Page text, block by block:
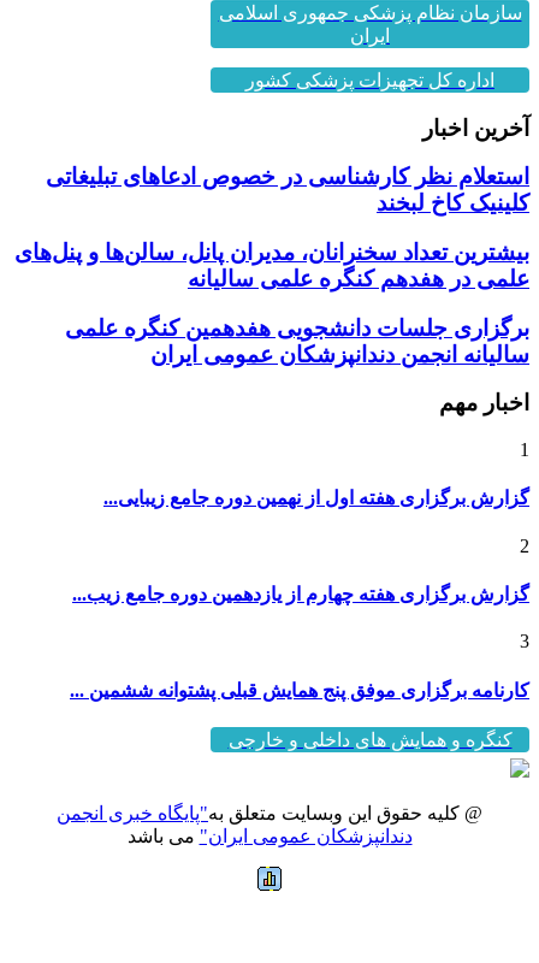
سازمان نظام پزشکی جمهوری اسلامی
ایران
اداره کل تجهیزات پزشکی کشور
آخرین اخبار
استعلام نظر کارشناسی در خصوص ادعاهای تبلیغاتی
کلینیک کاخ لبخند
بیشترین تعداد سخنرانان، مدیران پانل، سالن‌ها و پنل‌های
علمی در هفدهم کنگره علمی سالیانه
برگزاری جلسات دانشجویی هفدهمین کنگره علمی
سالیانه انجمن دندانپزشکان عمومی ایران
اخبار مهم
1
گزارش برگزاری هفته اول از نهمین دوره جامع زیبایی...
2
گزارش برگزاری هفته چهارم از یازدهمین دوره جامع زیب...
3
کارنامه برگزاری موفق پنج همایش قبلی پشتوانه ششمین ...
کنگره و همایش های داخلی و خارجی
@ کلیه حقوق این وبسایت متعلق به"پایگاه خبری انجمن
دندانپزشکان عمومی ایران" می باشد